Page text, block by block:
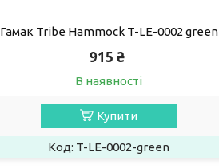
Гамак Tribe Hammock T-LE-0002 green
915 ₴
В наявності
Купити
T-LE-0002-green